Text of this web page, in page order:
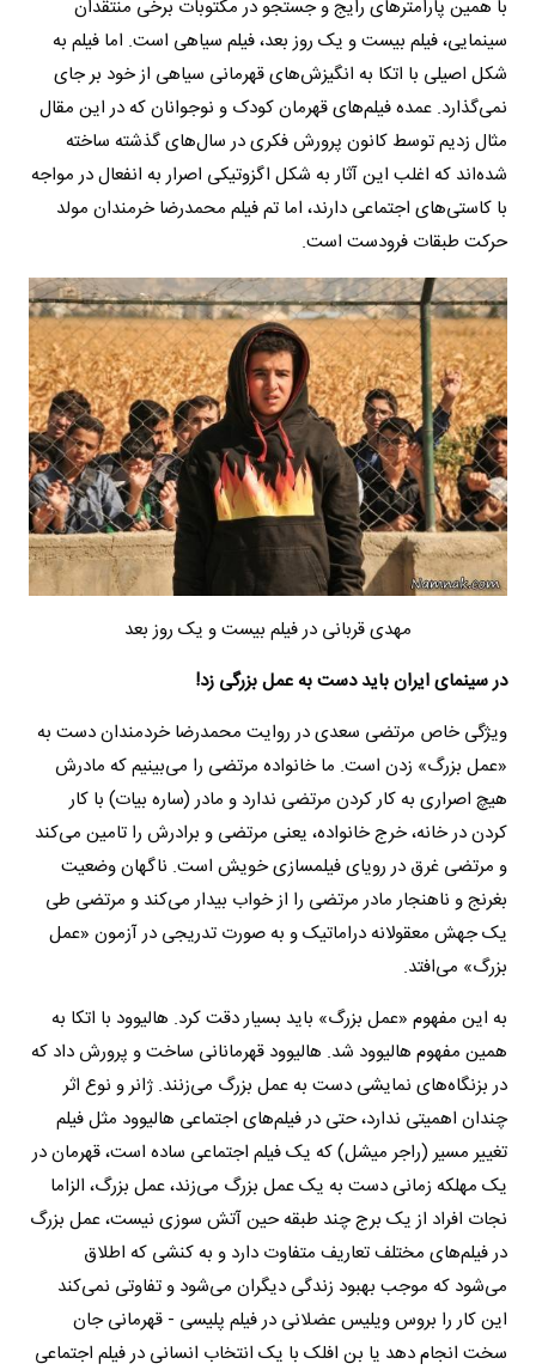
با همین پارامترهای رایج و جستجو در مکتوبات برخی منتقدان
سینمایی، فیلم بیست و یک روز بعد، فیلم سیاهی است. اما فیلم به
شکل اصیلی با اتکا به انگیزش‌های قهرمانی سیاهی از خود بر جای
نمی‌گذارد. عمده فیلم‌های قهرمان کودک و نوجوانان که در این مقال
مثال زدیم توسط کانون پرورش فکری در سال‌های گذشته ساخته
شده‌اند که اغلب این آثار به شکل اگزوتیکی اصرار به انفعال در مواجه
با کاستی‌های اجتماعی دارند، اما تم فیلم محمدرضا خرمندان مولد
حرکت طبقات فرودست است.
مهدی قربانی در فیلم بیست و یک روز بعد
در سینمای ایران باید دست به عمل بزرگی زد!
ویژگی خاص مرتضی سعدی در روایت محمدرضا خردمندان دست به
«عمل بزرگ» زدن است. ما خانواده مرتضی را می‌بینیم که مادرش
هیچ اصراری به کار کردن مرتضی ندارد و مادر (ساره بیات) با کار
کردن در خانه، خرج خانواده، یعنی مرتضی و برادرش را تامین می‌کند
و مرتضی غرق در رویای فیلمسازی خویش است. ناگهان وضعیت
بغرنج و ناهنجار مادر مرتضی را از خواب بیدار می‌کند و مرتضی طی
یک جهش معقولانه دراماتیک و به صورت تدریجی در آزمون «عمل
بزرگ» می‌افتد.
به این مفهوم «عمل بزرگ» باید بسیار دقت کرد. هالیوود با اتکا به
همین مفهوم هالیوود شد. هالیوود قهرمانانی ساخت و پرورش داد که
در بزنگاه‌های نمایشی دست به عمل بزرگ می‌زنند. ژانر و نوع اثر
چندان اهمیتی ندارد، حتی در فیلم‌های اجتماعی هالیوود مثل فیلم
تغییر مسیر (راجر میشل) که یک فیلم اجتماعی ساده است، قهرمان در
یک مهلکه زمانی دست به یک عمل بزرگ می‌زند، عمل بزرگ، الزاما
نجات افراد از یک برج چند طبقه حین آتش سوزی نیست، عمل بزرگ
در فیلم‌های مختلف تعاریف متفاوت دارد و به کنشی که اطلاق
می‌شود که موجب بهبود زندگی دیگران می‌شود و تفاوتی نمی‌کند
این کار را بروس ویلیس عضلانی در فیلم پلیسی - قهرمانی جان
سخت انجام دهد یا بن افلک با یک انتخاب انسانی در فیلم اجتماعی